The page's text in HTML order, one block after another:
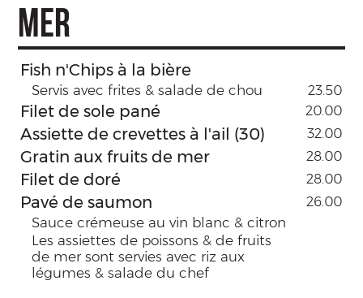
MER
Fish n'Chips à la bière
Servis avec frites & salade de chou 23.50
Filet de sole pané 20.00
Assiette de crevettes à l'ail (30) 32.00
Gratin aux fruits de mer 28.00
Filet de doré 28.00
Pavé de saumon 26.00
Sauce crémeuse au vin blanc & citron
Les assiettes de poissons & de fruits
de mer sont servies avec riz aux
légumes & salade du chef